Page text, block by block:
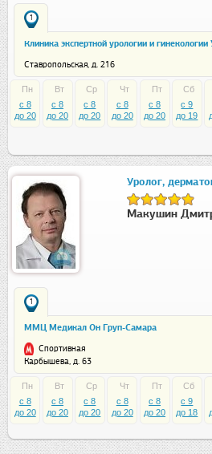
1
Клиника экспертной урологии и
Ставропольская, д. 216
Пн
c 8
до 20
Вт
c 8
до 20
Ср
c 8
до 20
Чт
c 8
до 20
Пт
c 8
до 20
Сб
c 9
до 19
Уролог,
Макушин
1
ММЦ Медикал Он Груп-Самара
Спортивная
Карбышева, д. 63
Пн
c 8
до 20
Вт
c 8
до 20
Ср
c 8
до 20
Чт
c 8
до 20
Пт
c 8
до 20
Сб
c 9
до 18